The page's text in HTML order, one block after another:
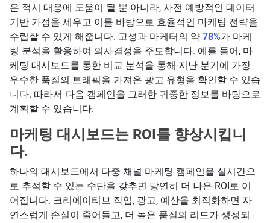
은 적시 대응에 도움이 될 뿐 아니라, 사전 예방적인 데이터
기반 가정을 세우고 이를 바탕으로 효율적인 마케팅 전략을
수립할 수 있게 해줍니다. 고성과 마케터의 약 78%가 마케
팅 분석을 활용하여 의사결정을 주도합니다. 예를 들어, 마
케팅 대시보드를 통한 비교 분석을 통해 지난 분기에 가장
우수한 품질의 트래픽을 가져온 광고 유형을 확인할 수 있습
니다. 따라서 다음 캠페인을 그러한 귀중한 정보를 바탕으로
계획할 수 있습니다.
마케팅 대시보드는 ROI를 향상시킵니
다.
하나의 대시보드에서 다중 채널 마케팅 캠페인을 실시간으
로 추적할 수 있는 수단을 갖추면 당연히 더 나은 ROI로 이
어집니다. 크리에이티브 작업, 광고, 예산을 최적화하면 자
연스럽게 손실이 줄어들고, 더 높은 품질의 리드가 생성되